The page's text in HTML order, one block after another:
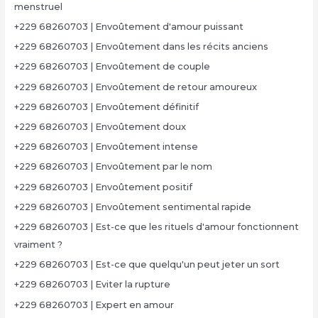
menstruel
+229 68260703 | Envoûtement d'amour puissant
+229 68260703 | Envoûtement dans les récits anciens
+229 68260703 | Envoûtement de couple
+229 68260703 | Envoûtement de retour amoureux
+229 68260703 | Envoûtement définitif
+229 68260703 | Envoûtement doux
+229 68260703 | Envoûtement intense
+229 68260703 | Envoûtement par le nom
+229 68260703 | Envoûtement positif
+229 68260703 | Envoûtement sentimental rapide
+229 68260703 | Est-ce que les rituels d'amour fonctionnent
vraiment ?
+229 68260703 | Est-ce que quelqu'un peut jeter un sort
+229 68260703 | Eviter la rupture
+229 68260703 | Expert en amour